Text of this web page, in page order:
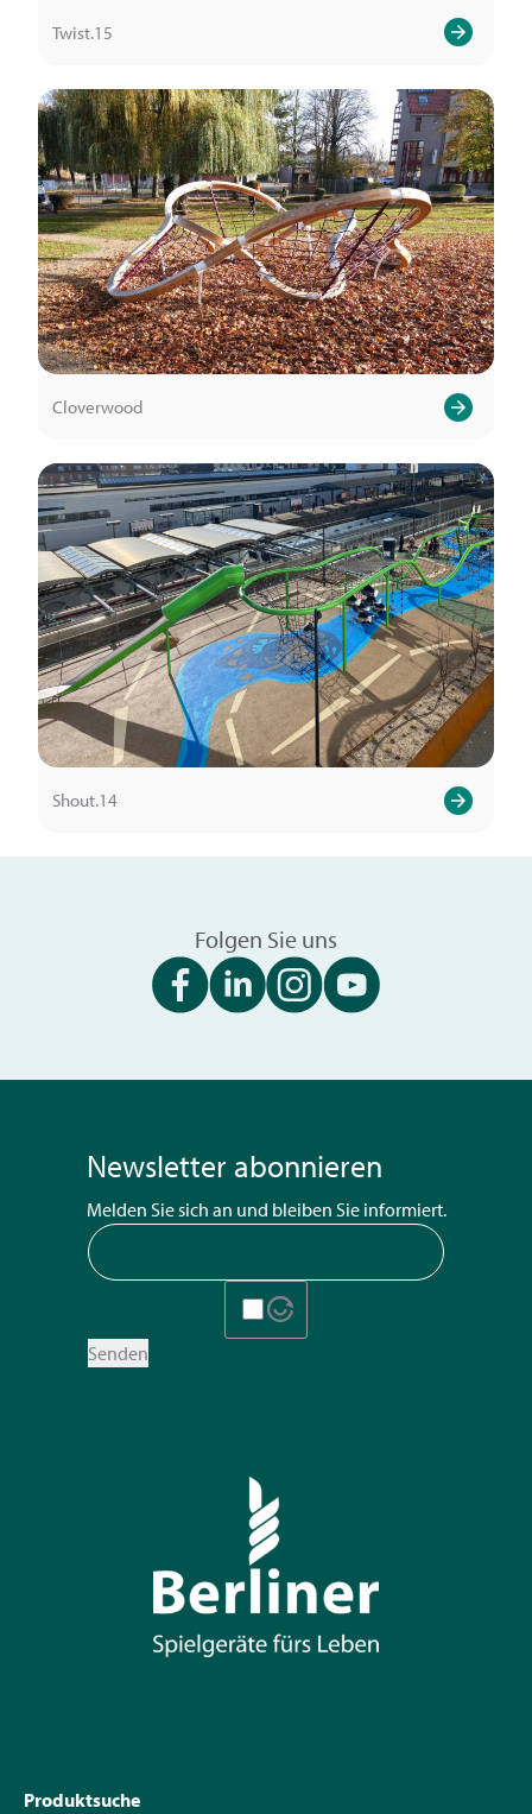
Twist.15
Cloverwood
Shout.14
Folgen Sie uns
Newsletter abonnieren
Melden Sie sich an und bleiben Sie informiert.
Senden
Produktsuche